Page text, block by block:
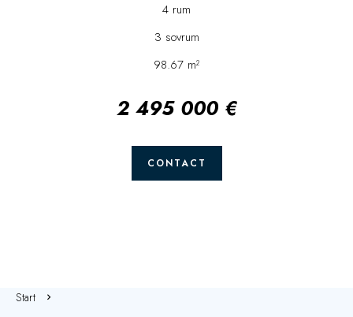
4 rum
3 sovrum
98.67 m²
2 495 000 €
CONTACT
Start